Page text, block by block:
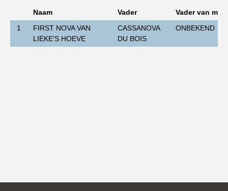
Animal Health Regulation
Gids voor Goede Praktijken
Naam Vader
Vader van
1
FIRST NOVA VAN
LIEKE'S HOEVE
CASSANOVA
DU BOIS
ONBEKEND